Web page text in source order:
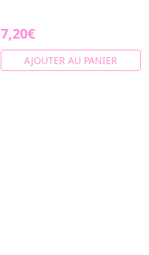
7,20€
AJOUTER AU PANIER